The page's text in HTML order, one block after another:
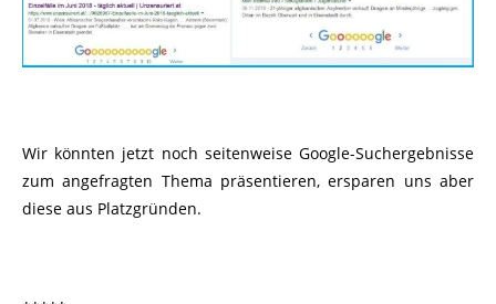
Wir könnten jetzt noch seitenweise Google-Suchergebnisse
zum angefragten Thema präsentieren, ersparen uns aber
diese aus Platzgründen.